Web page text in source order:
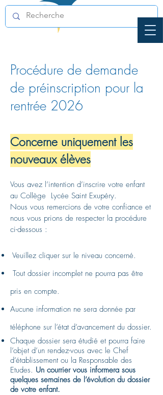
Procédure de demande
de préinscription pour la
rentrée 2026
Concerne uniquement les
nouveaux élèves
Vous avez l’intention d’inscrire votre enfant
au Collège Lycée Saint Exupéry.
Nous vous remercions de votre confiance et
nous vous prions de respecter la procédure
ci-dessous :
Veuillez cliquer sur le niveau concerné.
​ Tout dossier incomplet ne pourra pas être
pris en compte.​
Aucune information ne sera donnée par
téléphone sur l’état d’avancement du dossier.
Chaque dossier sera étudié et pourra faire
l’objet d’un rendez-vous avec le Chef
d’établissement ou la Responsable des
Etudes. Un courrier vous informera sous
quelques semaines de l’évolution du dossier
de votre enfant.